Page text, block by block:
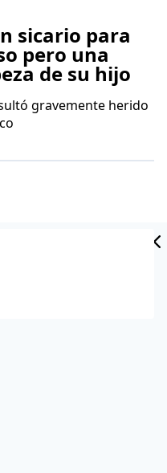
sicario para
pero una
de su hijo
gravemente herido
causar la muerte al
pero todo le salió